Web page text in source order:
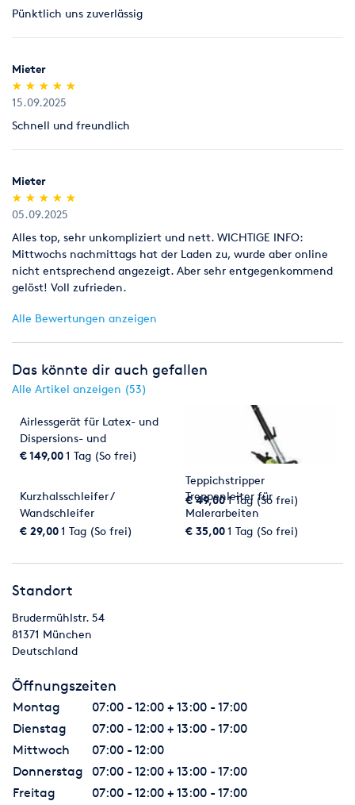
Legitimation
Als Neukunde bitten wir Sie einen gültigen amtlichen
(Personalausweis).
Pünktlich uns zuverlässig
Mieter
(*)
★
★
(*) ★
★
(*) ★
★
(*) ★
★
(*) ★
★
15.09.2025
Schnell und freundlich
Mieter
(*)
★
★
(*) ★
★
(*) ★
★
(*) ★
★
(*) ★
★
05.09.2025
Alles top, sehr unkompliziert und nett. WICHTIGE INFO:
Mittwochs nachmittags hat der Laden zu, wurde aber online
nicht entsprechend angezeigt. Aber sehr entgegenkommend
gelöst! Voll zufrieden.
Alle Bewertungen anzeigen
Das könnte dir auch gefallen
Alle Artikel anzeigen (53)
Airlessgerät für Latex- und
Dispersions- und
Fassedenfarben
€ 149,001 Tag (So frei)
Teppichstripper
€ 49,001 Tag (So frei)
Kurzhalsschleifer /
Wandschleifer
€ 29,001 Tag (So frei)
Treppenleiter für
Malerarbeiten
€ 35,001 Tag (So frei)
Standort
Brudermühlstr. 54
81371 München
Deutschland
Öffnungszeiten
Montag
07:00 - 12:00 + 13:00 - 17:00
Dienstag
07:00 - 12:00 + 13:00 - 17:00
Mittwoch
07:00 - 12:00
Donnerstag
07:00 - 12:00 + 13:00 - 17:00
Freitag
07:00 - 12:00 + 13:00 - 17:00